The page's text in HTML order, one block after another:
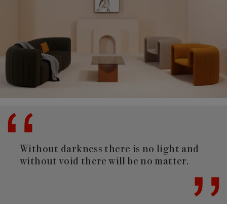
Without darkness there is no light and
without void there will be no matter.